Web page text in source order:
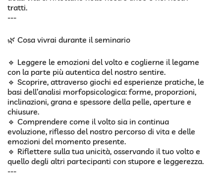
tratti.
---
🌿 Cosa vivrai durante il seminario
🔹 Leggere le emozioni del volto e coglierne il legame
con la parte più autentica del nostro sentire.
🔹 Scoprire, attraverso giochi ed esperienze pratiche, le
basi dell’analisi morfopsicologica: forme, proporzioni,
inclinazioni, grana e spessore della pelle, aperture e
chiusure.
🔹 Comprendere come il volto sia in continua
evoluzione, riflesso del nostro percorso di vita e delle
emozioni del momento presente.
🔹 Riflettere sulla tua unicità, osservando il tuo volto e
quello degli altri partecipanti con stupore e leggerezza.
---